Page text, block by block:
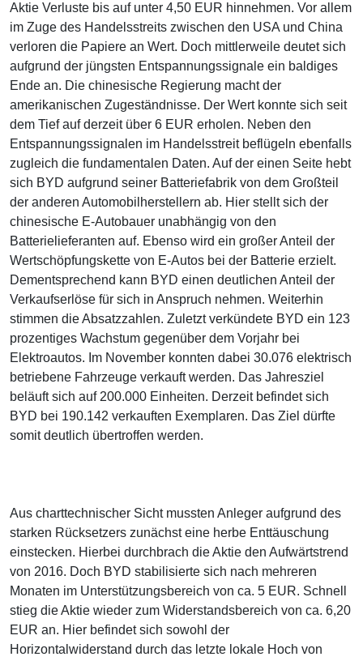
Aktie Verluste bis auf unter 4,50 EUR hinnehmen. Vor allem
im Zuge des Handelsstreits zwischen den USA und China
verloren die Papiere an Wert. Doch mittlerweile deutet sich
aufgrund der jüngsten Entspannungssignale ein baldiges
Ende an. Die chinesische Regierung macht der
amerikanischen Zugeständnisse. Der Wert konnte sich seit
dem Tief auf derzeit über 6 EUR erholen. Neben den
Entspannungssignalen im Handelsstreit beflügeln ebenfalls
zugleich die fundamentalen Daten. Auf der einen Seite hebt
sich BYD aufgrund seiner Batteriefabrik von dem Großteil
der anderen Automobilherstellern ab. Hier stellt sich der
chinesische E-Autobauer unabhängig von den
Batterielieferanten auf. Ebenso wird ein großer Anteil der
Wertschöpfungskette von E-Autos bei der Batterie erzielt.
Dementsprechend kann BYD einen deutlichen Anteil der
Verkaufserlöse für sich in Anspruch nehmen. Weiterhin
stimmen die Absatzzahlen. Zuletzt verkündete BYD ein 123
prozentiges Wachstum gegenüber dem Vorjahr bei
Elektroautos. Im November konnten dabei 30.076 elektrisch
betriebene Fahrzeuge verkauft werden. Das Jahresziel
beläuft sich auf 200.000 Einheiten. Derzeit befindet sich
BYD bei 190.142 verkauften Exemplaren. Das Ziel dürfte
somit deutlich übertroffen werden.
Aus charttechnischer Sicht mussten Anleger aufgrund des
starken Rücksetzers zunächst eine herbe Enttäuschung
einstecken. Hierbei durchbrach die Aktie den Aufwärtstrend
von 2016. Doch BYD stabilisierte sich nach mehreren
Monaten im Unterstützungsbereich von ca. 5 EUR. Schnell
stieg die Aktie wieder zum Widerstandsbereich von ca. 6,20
EUR an. Hier befindet sich sowohl der
Horizontalwiderstand durch das letzte lokale Hoch von